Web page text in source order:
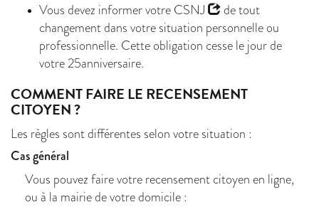
Vous devez informer votre CSNJ
de tout
changement dans votre situation personnelle ou
professionnelle. Cette obligation cesse le jour de
votre 25anniversaire.
COMMENT FAIRE LE RECENSEMENT
CITOYEN ?
Les règles sont différentes selon votre situation :
Cas général
Vous pouvez faire votre recensement citoyen en ligne,
ou à la mairie de votre domicile :